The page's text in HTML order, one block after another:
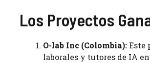
Los Proyectos
O-lab Inc (Colombia):Este
laborales y tutores de IA